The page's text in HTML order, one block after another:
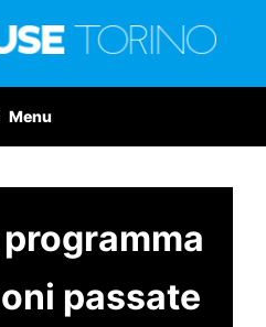
Menu
passate